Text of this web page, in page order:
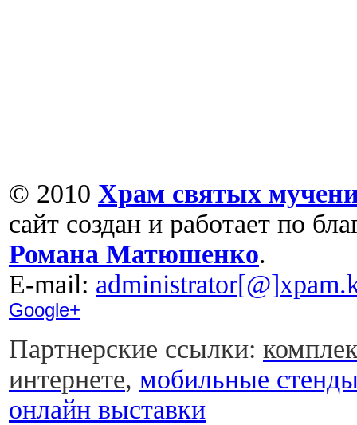
© 2010 Храм святых
сайт создан и работает по
Романа Матюшенко.
Е-mail:
Google+
Партнерские ссылки:
интернете, мобильные
онлайн выставки